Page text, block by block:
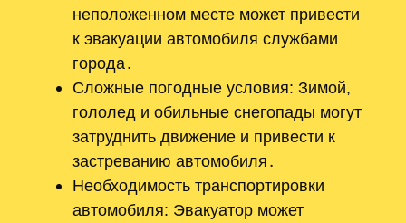
неположенном месте может привести
к эвакуации автомобиля службами
города․
Сложные погодные условия: Зимой,
гололед и обильные снегопады могут
затруднить движение и привести к
застреванию автомобиля․
Необходимость транспортировки
автомобиля: Эвакуатор может